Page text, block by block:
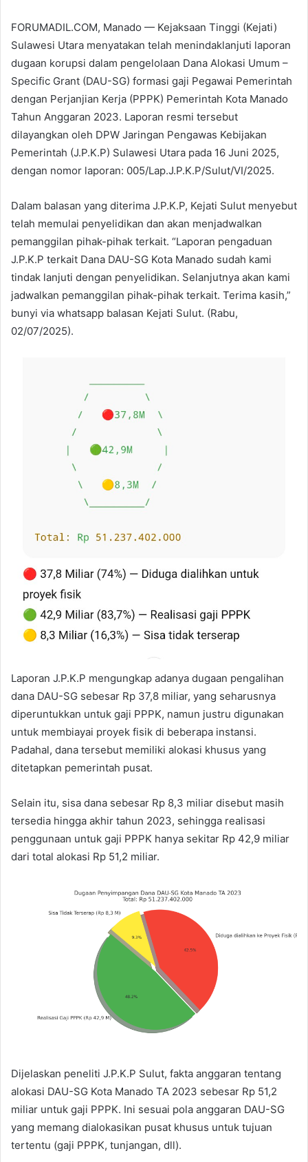
FORUMADIL.COM, Manado — Kejaksaan Tinggi (Kejati)
Sulawesi Utara menyatakan telah menindaklanjuti laporan
dugaan korupsi dalam pengelolaan Dana Alokasi Umum –
Specific Grant (DAU-SG) formasi gaji Pegawai Pemerintah
dengan Perjanjian Kerja (PPPK) Pemerintah Kota Manado
Tahun Anggaran 2023. Laporan resmi tersebut
dilayangkan oleh DPW Jaringan Pengawas Kebijakan
Pemerintah (J.P.K.P) Sulawesi Utara pada 16 Juni 2025,
dengan nomor laporan: 005/Lap.J.P.K.P/Sulut/VI/2025.
Dalam balasan yang diterima J.P.K.P, Kejati Sulut menyebut
telah memulai penyelidikan dan akan menjadwalkan
pemanggilan pihak-pihak terkait. “Laporan pengaduan
J.P.K.P terkait Dana DAU-SG Kota Manado sudah kami
tindak lanjuti dengan penyelidikan. Selanjutnya akan kami
jadwalkan pemanggilan pihak-pihak terkait. Terima kasih,”
bunyi via whatsapp balasan Kejati Sulut. (Rabu,
02/07/2025).
Laporan J.P.K.P mengungkap adanya dugaan pengalihan
dana DAU-SG sebesar Rp 37,8 miliar, yang seharusnya
diperuntukkan untuk gaji PPPK, namun justru digunakan
untuk membiayai proyek fisik di beberapa instansi.
Padahal, dana tersebut memiliki alokasi khusus yang
ditetapkan pemerintah pusat.
Selain itu, sisa dana sebesar Rp 8,3 miliar disebut masih
tersedia hingga akhir tahun 2023, sehingga realisasi
penggunaan untuk gaji PPPK hanya sekitar Rp 42,9 miliar
dari total alokasi Rp 51,2 miliar.
Dijelaskan peneliti J.P.K.P Sulut, fakta anggaran tentang
alokasi DAU-SG Kota Manado TA 2023 sebesar Rp 51,2
miliar untuk gaji PPPK. Ini sesuai pola anggaran DAU-SG
yang memang dialokasikan pusat khusus untuk tujuan
tertentu (gaji PPPK, tunjangan, dll).